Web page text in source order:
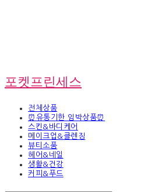
포켓프린세스
전체상품
⏰유통기한 임박상품⏰
스킨&바디케어
메이크업&클렌징
뷰티소품
헤어&네일
생활&건강
커피&푸드